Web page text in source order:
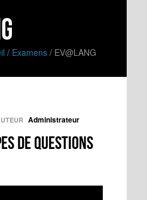
/ Examens / EV@LANG
Administrateur
DE QUESTIONS